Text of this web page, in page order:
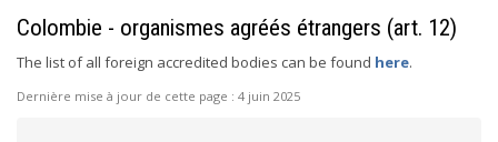
Colombie - organismes agréés étrangers (art. 12)
The list of all foreign accredited bodies can be found here.
Dernière mise à jour de cette page : 4 juin 2025